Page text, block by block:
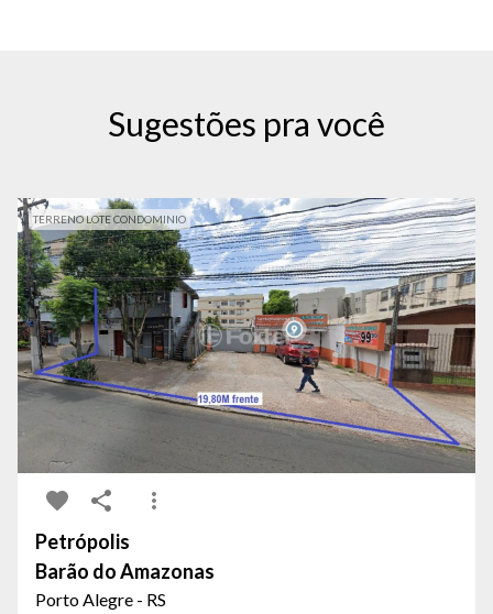
Sugestões pra você
TERRENO LOTE CONDOMINIO
Petrópolis
Barão do Amazonas
Porto Alegre - RS